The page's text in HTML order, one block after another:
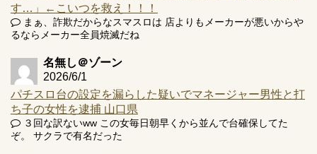
Powered by livedoor 相互RSS
す…」←こいつを救え！！！
まぁ、詐欺だからなスマスロは 店よりもメーカーが悪いからや
るならメーカー全員焼滅だね
名無し＠ゾーン
2026/6/1
パチスロ台の設定を漏らした疑いでマネージャー男性と打
ち子の女性を逮捕 山口県
３回な訳ないww この女毎日朝早くから並んで台確保してた
ぞ。 サクラで有名だった